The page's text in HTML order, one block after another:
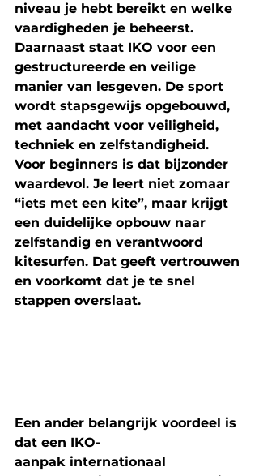
niveau je hebt bereikt en welke
vaardigheden je beheerst.
Daarnaast staat IKO voor een
gestructureerde en veilige
manier van lesgeven. De sport
wordt stapsgewijs opgebouwd,
met aandacht voor veiligheid,
techniek en zelfstandigheid.
Voor beginners is dat bijzonder
waardevol. Je leert niet zomaar
“iets met een kite”, maar krijgt
een duidelijke opbouw naar
zelfstandig en verantwoord
kitesurfen. Dat geeft vertrouwen
en voorkomt dat je te snel
stappen overslaat.
Een ander belangrijk voordeel is
dat een IKO-
aanpak internationaal